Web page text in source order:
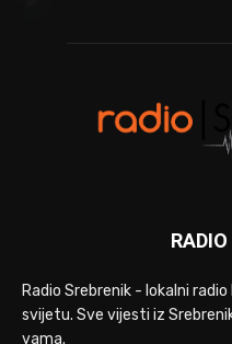
Radio Srebrenik - lokalni
svijetu. Sve vijesti iz
vama.